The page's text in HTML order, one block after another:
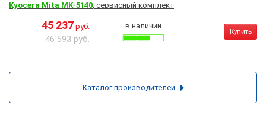
Kyocera Mita MK-5140, сервисный комплект
45 237 руб.
46 593 руб.
в наличии
Купить